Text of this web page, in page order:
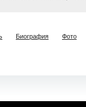
Биография Фото